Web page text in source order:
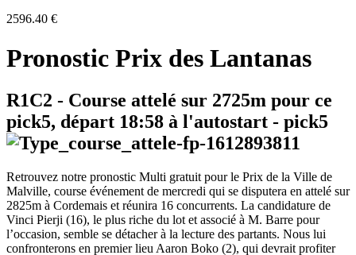
2596.40 €
Pronostic Prix des Lantanas
R1C2 - Course attelé sur 2725m pour ce
pick5, départ 18:58 à l'autostart - pick5
Retrouvez notre pronostic Multi gratuit pour le Prix de la Ville de
Malville, course événement de mercredi qui se disputera en attelé sur
2825m à Cordemais et réunira 16 concurrents. La candidature de
Vinci Pierji (16), le plus riche du lot et associé à M. Barre pour
l’occasion, semble se détacher à la lecture des partants. Nous lui
confronterons en premier lieu Aaron Boko (2), qui devrait profiter